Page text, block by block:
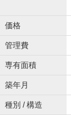
価格
管理費
専有面積
築年月
種別 / 構造